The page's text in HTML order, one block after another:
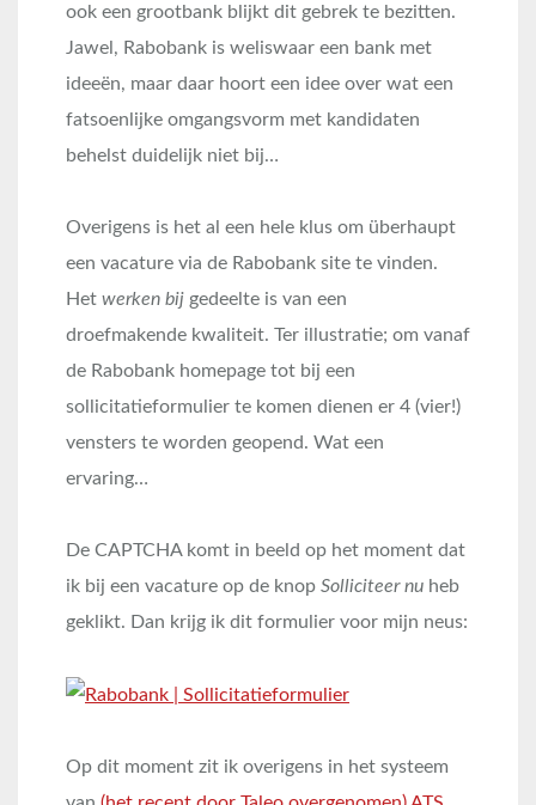
ook een grootbank blijkt dit gebrek te bezitten.
Jawel, Rabobank is weliswaar een bank met
ideeën, maar daar hoort een idee over wat een
fatsoenlijke omgangsvorm met kandidaten
behelst duidelijk niet bij…
Overigens is het al een hele klus om überhaupt
een vacature via de Rabobank site te vinden.
Het werken bij gedeelte is van een
droefmakende kwaliteit. Ter illustratie; om vanaf
de Rabobank homepage tot bij een
sollicitatieformulier te komen dienen er 4 (vier!)
vensters te worden geopend. Wat een
ervaring…
De CAPTCHA komt in beeld op het moment dat
ik bij een vacature op de knop Solliciteer nu heb
geklikt. Dan krijg ik dit formulier voor mijn neus:
Op dit moment zit ik overigens in het systeem